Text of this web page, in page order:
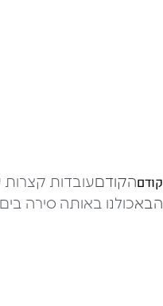
קודםהקודםעובדות קצרות
הבאכולנו באותה סירה